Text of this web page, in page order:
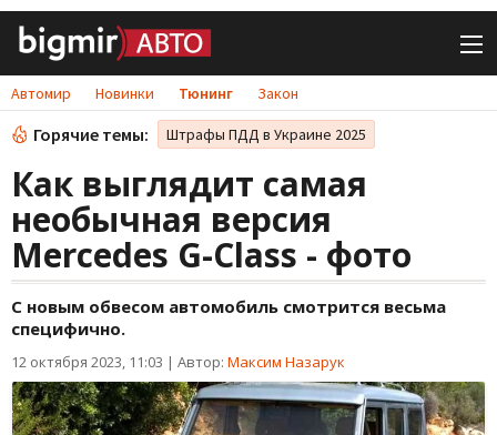
Автомир Новинки Тюнинг Закон
Горячие темы: Штрафы ПДД в Украине 2025
Как выглядит самая
необычная версия
Mercedes G-Class - фото
С новым обвесом автомобиль смотрится весьма
специфично.
12 октября 2023, 11:03 | Автор: Максим Назарук